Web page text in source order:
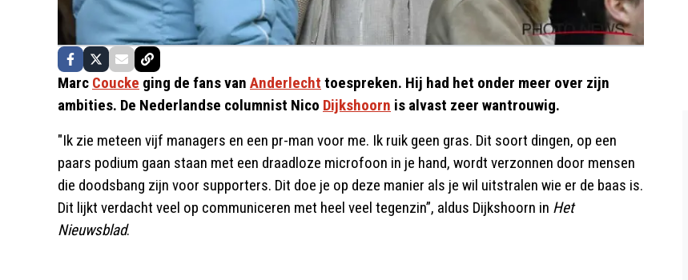
Marc Coucke ging de fans van Anderlecht toespreken. Hij had het onder meer over zijn
ambities. De Nederlandse columnist Nico Dijkshoorn is alvast zeer wantrouwig.
"Ik zie meteen vijf managers en een pr-man voor me. Ik ruik geen gras. Dit soort dingen, op een
paars podium gaan staan met een draadloze microfoon in je hand, wordt verzonnen door mensen
die doodsbang zijn voor supporters. Dit doe je op deze manier als je wil uitstralen wie er de baas is.
Dit lijkt verdacht veel op communiceren met heel veel tegenzin”, aldus Dijkshoorn in Het
Nieuwsblad.